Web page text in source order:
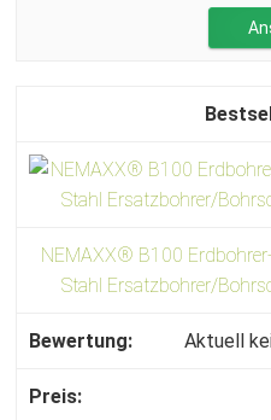
NEMAXX® B100
Stahl Ersatzbohrer/
Aktuell